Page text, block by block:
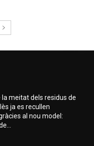
la meitat dels residus de
ja es recullen
al nou model: